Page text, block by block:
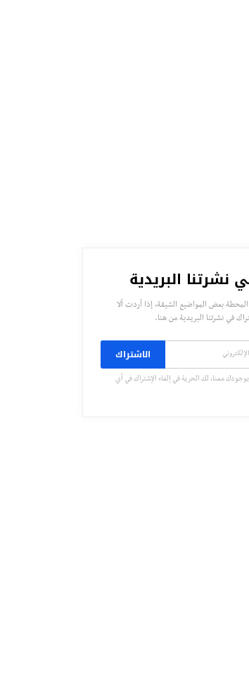
البريدية
بعض المواضيع الشيقة، إذا أردت ألا
في نشرتنا البريدية من هنا.
الاشتراك
معنا، لك الحرية في إلغاء الإشتراك في أي